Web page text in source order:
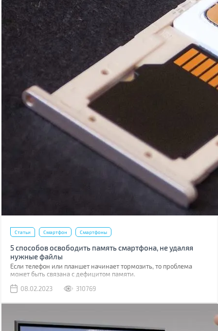
Статьи Смартфон Смартфоны
5 способов освободить память смартфона, не удаляя
нужные файлы
Если телефон или планшет начинает тормозить, то проблема
может быть связана с дефицитом памяти.
08.02.2023
310769